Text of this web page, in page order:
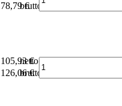
78,79 €brutto*
105,93 €
netto
126,06 €
brutto*